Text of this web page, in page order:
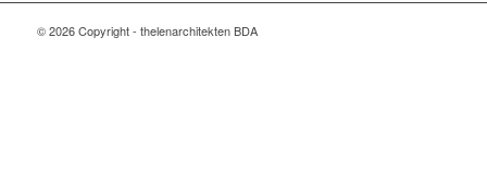
© 2026 Copyright - thelenarchitekten BDA